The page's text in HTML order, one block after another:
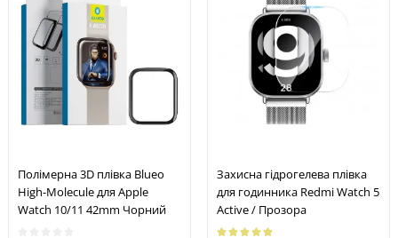
Полімерна 3D плівка Blueo
High-Molecule для Apple
Watch 10/11 42mm Чорний
Захисна гідрогелева плівка
для годинника Redmi Watch 5
Active / Прозора